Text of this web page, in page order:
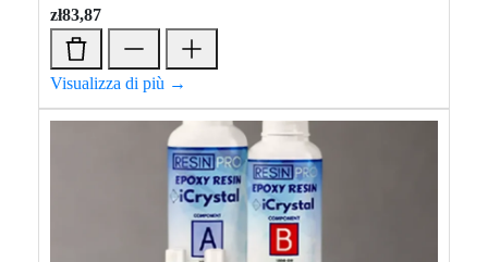
zł83,87
Visualizza di più →